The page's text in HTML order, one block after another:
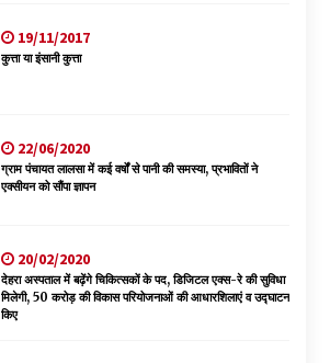
19/11/2017
कुत्ता या इंसानी कुत्ता
22/06/2020
ग्राम पंचायत लालसा में कई वर्षों से पानी की समस्या, प्रभावितों ने
एक्सीयन को सौंपा ज्ञापन
20/02/2020
देहरा अस्पताल में बढ़ेंगे चिकित्सकों के पद, डिजिटल एक्स-रे की सुविधा
मिलेगी, 50 करोड़ की विकास परियोजनाओं की आधारशिलाएं व उद्घाटन
किए